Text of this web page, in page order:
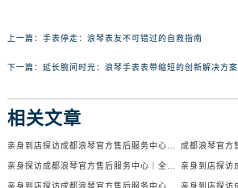
上一篇： 手表停走：浪琴表友不可错过的自救指南
下一篇： 延长腕间时光：浪琴手表表带缩短的创新解决方案
相关文章